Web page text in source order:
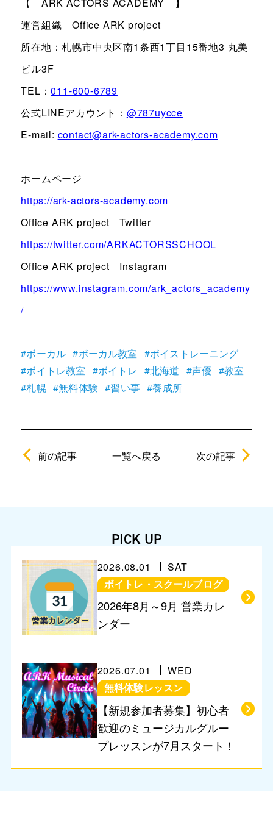
運営組織 Office ARK project
所在地：札幌市中央区南1条西1丁目15番地3 丸美
ビル3F
TEL：011-600-6789
公式LINEアカウント： @787uycce
E-mail: contact@ark-actors-academy.com
ホームページ
https://ark-actors-academy.com
Office ARK project Twitter
https://twitter.com/ARKACTORSSCHOOL
Office ARK project Instagram
https://www.instagram.com/ark_actors_academy
/
#ボーカル #ボーカル教室 #ボイストレーニング
#ボイトレ教室 #ボイトレ #北海道 #声優 #教室
#札幌 #無料体験 #習い事 #養成所
前の記事 一覧へ戻る 次の記事
PICK UP
2026.08.01 SAT
ボイトレ・スクールブログ
営業に関するお知らせ
2026年8月～9月 営業カレ
ンダー
2026.07.01 WED
無料体験レッスン
【新規参加者募集】初心者
歓迎のミュージカルグルー
プレッスンが7月スタート！